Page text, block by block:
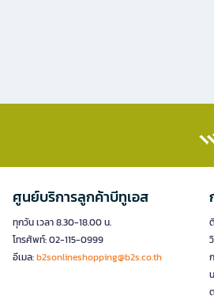
ศูนย์บริการลูกค้าบีทูเอส
ทุกวัน เวลา 8.30-18.00 น.
โทรศัพท์: 02-115-0999
อีเมล:b2sonlineshopping@b2s.co.th